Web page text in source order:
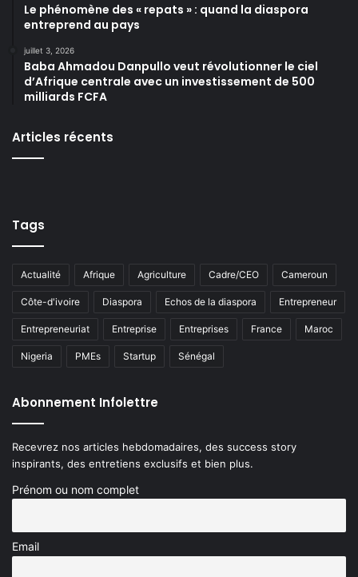
Le phénomène des « repats » : quand la diaspora
entreprend au pays
juillet 3, 2026
Baba Ahmadou Danpullo veut révolutionner le ciel
d’Afrique centrale avec un investissement de 500
milliards FCFA
Articles récents
Tags
Actualité Afrique Agriculture Cadre/CEO Cameroun
Côte-d'ivoire Diaspora Echos de la diaspora Entrepreneur
Entrepreneuriat Entreprise Entreprises France Maroc
Nigeria PMEs Startup Sénégal
Abonnement Infolettre
Recevrez nos articles hebdomadaires, des success story
inspirants, des entretiens exclusifs et bien plus.
Prénom ou nom complet
Email